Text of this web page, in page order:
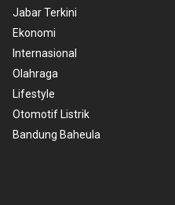
Jabar Terkini
Ekonomi
Internasional
Olahraga
Lifestyle
Otomotif Listrik
Bandung Baheula